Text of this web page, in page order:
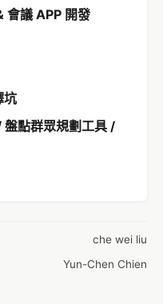
議 APP 開發
坑
點群眾規劃工具 /
che wei liu
Yun-Chen Chien